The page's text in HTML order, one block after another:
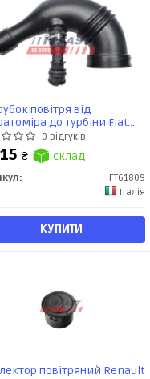
повітря від
до турбіни Fiat
(09-) 1.3MJET (FT61809)
0 відгуків
₴ склад
FT61809
Італія
КУПИТИ
повітряний Renault